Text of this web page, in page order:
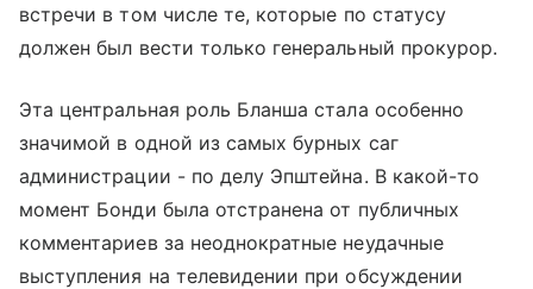
встречи в том числе те, которые по статусу
должен был вести только генеральный прокурор.
Эта центральная роль Бланша стала особенно
значимой в одной из самых бурных саг
администрации - по делу Эпштейна. В какой-то
момент Бонди была отстранена от публичных
комментариев за неоднократные неудачные
выступления на телевидении при обсуждении